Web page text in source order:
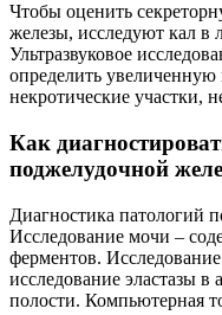
Чтобы оценить
железы, исследуют кал в
Ультразвуковое
определить
некротические участки,
Как
поджелудочной
Диагностика патологий
Исследование мочи –
ферментов.
исследование эластазы
полости. Компьютерная